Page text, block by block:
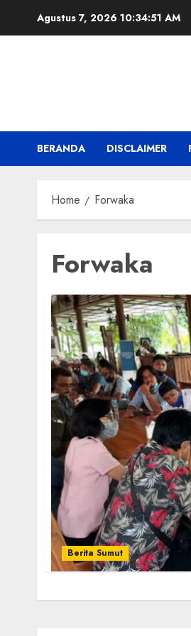
Agustus 7, 2026 10:34:52 AM
BERANDA DISCLAIMER
Home Forwaka
Forwaka
Berita Sumut